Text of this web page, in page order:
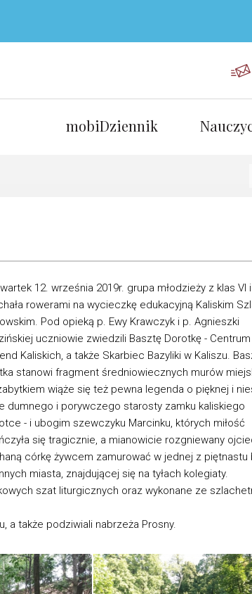
mobiDziennik
12. września 2019r. grupa młodzieży z klas VI i
rowerami na wycieczkę edukacyjną Kaliskim
Pod opieką p. Ewy Krawczyk i p. Agnieszki
uczniowie zwiedzili Basztę Dorotkę -
Kaliskich, a także Skarbiec Bazyliki w Kaliszu.
stanowi fragment średniowiecznych murów
wiąże się też pewna legenda o pięknej i
dumnego i porywczego starosty zamku kaliskiego
- i ubogim szewczyku Marcinku, których miłość
się tragicznie, a mianowicie rozgniewany
córkę żywcem zamurować w jednej z piętnastu
miasta, znajdującej się na tyłach kolegiaty.
szat liturgicznych oraz wykonane ze
a także podziwiali nabrzeża Prosny.